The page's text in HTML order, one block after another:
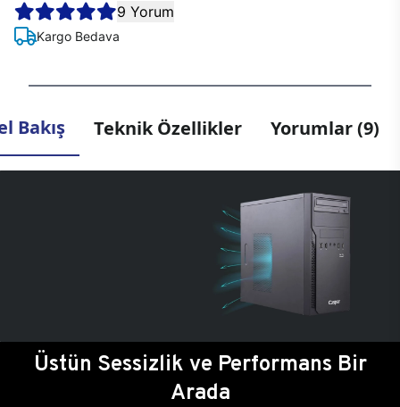
9 Yorum
Kargo Bedava
Bakış Teknik Özellikler Yorumlar (9)
Üstün Sessizlik ve Performans Bir
Arada